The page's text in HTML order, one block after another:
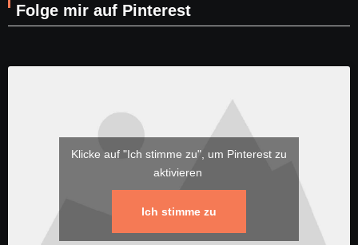
Folge mir auf Pinterest
Klicke auf "Ich stimme zu", um Pinterest zu
aktivieren
Ich stimme zu